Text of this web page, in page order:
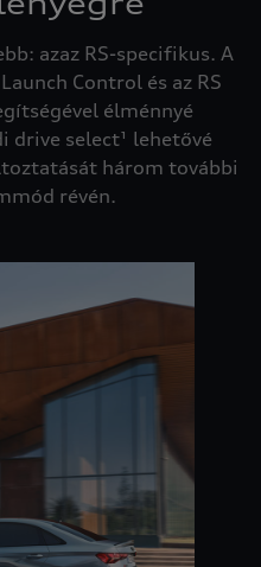
azaz RS-specifikus. A
Control és az RS
élménnyé
drive select¹ lehetővé
három további
révén.